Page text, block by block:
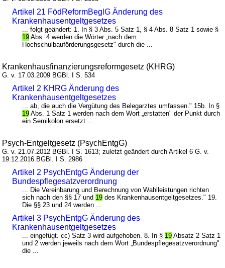
Artikel 21 FödReformBeglG Änderung des
Krankenhausentgeltgesetzes
... folgt geändert: 1. In § 3 Abs. 5 Satz 1, § 4 Abs. 8 Satz 1 sowie §
19 Abs. 4 werden die Wörter „nach dem
Hochschulbauförderungsgesetz" durch die ...
Krankenhausfinanzierungsreformgesetz (KHRG)
G. v. 17.03.2009 BGBl. I S. 534
Artikel 2 KHRG Änderung des
Krankenhausentgeltgesetzes
... ab, die auch die Vergütung des Belegarztes umfassen." 15b. In §
19 Abs. 1 Satz 1 werden nach dem Wort „erstatten" der Punkt durch
ein Semikolon ersetzt ...
Psych-Entgeltgesetz (PsychEntgG)
G. v. 21.07.2012 BGBl. I S. 1613; zuletzt geändert durch Artikel 6 G. v.
19.12.2016 BGBl. I S. 2986
Artikel 2 PsychEntgG Änderung der
Bundespflegesatzverordnung
... Die Vereinbarung und Berechnung von Wahlleistungen richten
sich nach den §§ 17 und 19 des Krankenhausentgeltgesetzes." 19.
Die §§ 23 und 24 werden ...
Artikel 3 PsychEntgG Änderung des
Krankenhausentgeltgesetzes
... eingefügt. cc) Satz 3 wird aufgehoben. 8. In § 19 Absatz 2 Satz 1
und 2 werden jeweils nach dem Wort „Bundespflegesatzverordnung"
die ...